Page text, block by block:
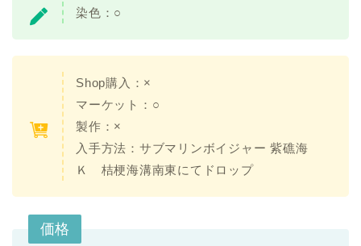
染色：○
Shop購入：×
マーケット：○
製作：×
入手方法：サブマリンボイジャー 紫礁海
Ｋ 桔梗海溝南東にてドロップ
価格